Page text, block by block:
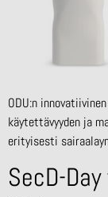
ODU:n
käytettävyyden ja
erityisesti
SecD-